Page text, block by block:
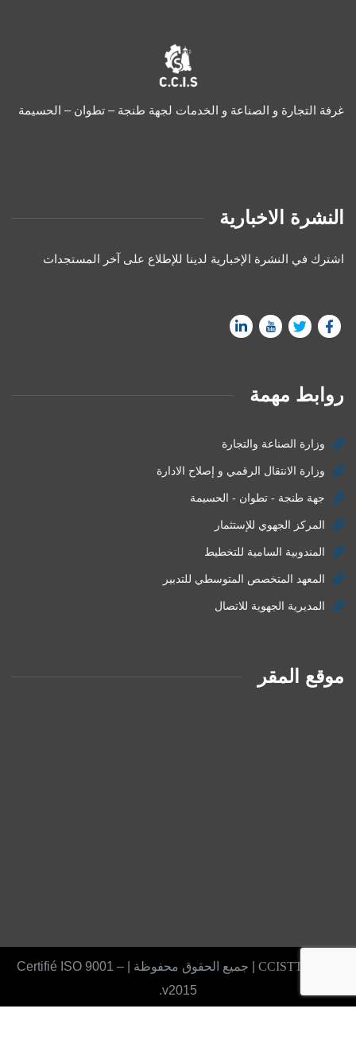
غرفة التجارة و الصناعة و الخدمات لجهة طنجة – تطوان – الحسيمة
النشرة الاخبارية
اشترك في النشرة الإخبارية لدينا للإطلاع على آخر المستجدات
روابط مهمة
وزارة الصناعة والتجارة
وزارة الانتقال الرقمي و إصلاح الادارة
جهة طنجة - تطوان - الحسيمة
المركز الجهوي للإستثمار
المندوبية السامية للتخطيط
المعهد المتخصص المتوسطي للتدبير
المديرية الجهوية للاتصال
موقع المقر
| جميع الحقوق محفوظة | Certifié ISO 9001 –
v2015.